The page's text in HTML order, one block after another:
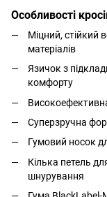
Особливості к
Міцний, стійкий
матеріалів
Язичок з
комфорту
Суперзручна
Гумовий носок
Кілька петель
шнурування